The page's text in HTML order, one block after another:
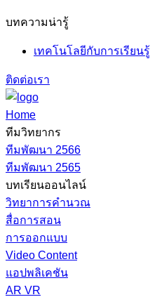
บทความน่ารู้
เทคโนโลยีกับการเรียนรู้
ติดต่อเรา
Home
ทีมวิทยากร
ทีมพัฒนา 2566
ทีมพัฒนา 2565
บทเรียนออนไลน์
วิทยาการคำนวณ
สื่อการสอน
การออกแบบ
Video Content
แอปพลิเคชัน
AR VR